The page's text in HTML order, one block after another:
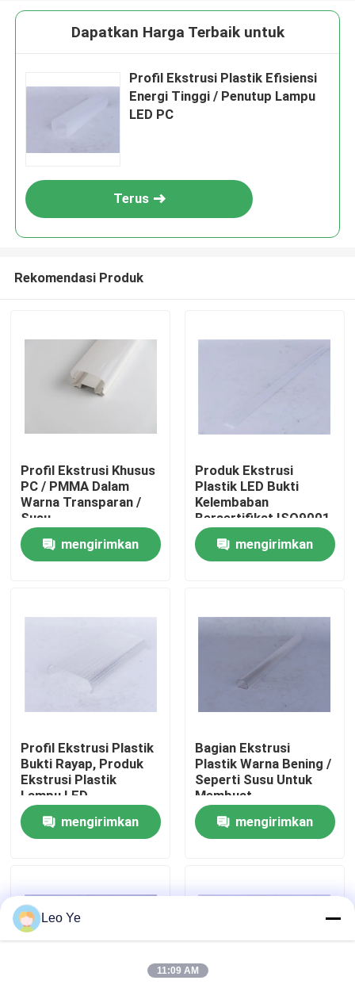
Rumah
Tentang kami
Kontrol Kualitas
Hubungi Kami
Minta Kutipan
Dapatkan Harga Terbaik untuk
Profil Ekstrusi Plastik Efisiensi
Energi Tinggi / Penutup Lampu
LED PC
Terus
Rekomendasi Produk
Profil Ekstrusi Khusus
PC / PMMA Dalam
Warna Transparan /
Susu
mengirimkan
Produk Ekstrusi
Plastik LED Bukti
Kelembaban
Bersertifikat ISO9001
/ RoHS
mengirimkan
Profil Ekstrusi Plastik
Bukti Rayap, Produk
Ekstrusi Plastik
Lampu LED
mengirimkan
Bagian Ekstrusi
Plastik Warna Bening /
Seperti Susu Untuk
Membuat
Pencahayaan Lembut
Terangmengirimkan
Leo Ye
11:09 AM